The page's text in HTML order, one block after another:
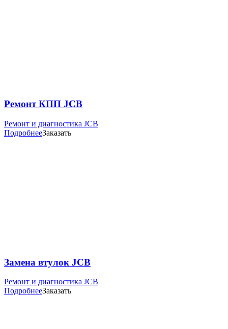
Ремонт КПП JCB
Ремонт и диагностика JCB
ПодробнееЗаказать
Замена втулок JCB
Ремонт и диагностика JCB
ПодробнееЗаказать